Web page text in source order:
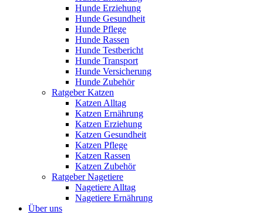
Hunde Erziehung
Hunde Gesundheit
Hunde Pflege
Hunde Rassen
Hunde Testbericht
Hunde Transport
Hunde Versicherung
Hunde Zubehör
Ratgeber Katzen
Katzen Alltag
Katzen Ernährung
Katzen Erziehung
Katzen Gesundheit
Katzen Pflege
Katzen Rassen
Katzen Zubehör
Ratgeber Nagetiere
Nagetiere Alltag
Nagetiere Ernährung
Über uns